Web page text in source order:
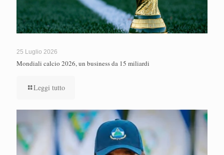
25 Luglio 2026
Mondiali calcio 2026, un business da 15 miliardi
Leggi tutto